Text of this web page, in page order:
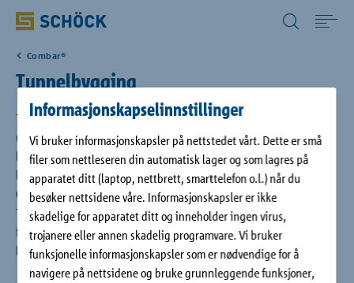
Informasjonskapselinnstillinger
Vi bruker informasjonskapsler på nettstedet vårt. Dette er små
filer som nettleseren din automatisk lager og som lagres på
apparatet ditt (laptop, nettbrett, smarttelefon o.l.) når du
besøker nettsidene våre. Informasjonskapsler er ikke
skadelige for apparatet ditt og inneholder ingen virus,
trojanere eller annen skadelig programvare. Vi bruker
funksjonelle informasjonskapsler som er nødvendige for å
navigere på nettsidene og bruke grunnleggende funksjoner,
Bruksområde
Produkter
Digitale løsninger
Nedlastinger
Norway (NO) Norsk
Combar®
Tunnelbygging
T-banetunneler, kloakksystemer og annen infrastruktur i byer
utføres nesten alltid ved bruk av tunnelboremaskiner (TBM). Disse
kan imidlertid ikke bore i betong armert med stål, da dette skader
borekronen(e) så mye at de(n) raskt må byttes ut. Ved bruk av Schöck
Combar® i sonen der gjennomboringen skjer vil ikke TBM-en skades.
TBM-en kan bore rett gjennom tunnelveggen, og Schöck Combar®
freses ganske enkelt bort. Dette forkorter byggetiden, reduserer
byggekostnadene og øker sikkerheten til arbeidstakerne.